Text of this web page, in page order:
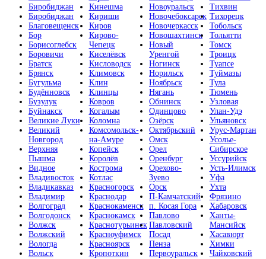
Биробиджан
Биробиджан
Благовещенск
Бор
Борисоглебск
Боровичи
Братск
Брянск
Бугульма
Будённовск
Бузулук
Буйнакск
Великие Луки
Великий
Новгород
Верхняя
Пышма
Видное
Владивосток
Владикавказ
Владимир
Волгоград
Волгодонск
Волжск
Волжский
Вологда
Вольск
Кинешма
Кириши
Киров
Кирово-
Чепецк
Киселёвск
Кисловодск
Климовск
Клин
Клинцы
Ковров
Когалым
Коломна
Комсомольск-
на-Амуре
Копейск
Королёв
Кострома
Котлас
Красногорск
Краснодар
Краснокаменск
Краснокамск
Краснотурьинск
Красноуфимск
Красноярск
Кропоткин
Новоуральск
Новочебоксарск
Новочеркасск
Новошахтинск
Новый
Уренгой
Ногинск
Норильск
Ноябрьск
Нягань
Обнинск
Одинцово
Озёрск
Октябрьский
Омск
Орел
Оренбург
Орехово-
Зуево
Орск
П-Камчатский
п. Косая Гора
Павлово
Павловский
Посад
Пенза
Первоуральск
Тихвин
Тихорецк
Тобольск
Тольятти
Томск
Троицк
Туапсе
Туймазы
Тула
Тюмень
Узловая
Улан-Удэ
Ульяновск
Урус-Мартан
Усолье-
Сибирское
Уссурийск
Усть-Илимск
Уфа
Ухта
Фрязино
Хабаровск
Ханты-
Мансийск
Хасавюрт
Химки
Чайковский